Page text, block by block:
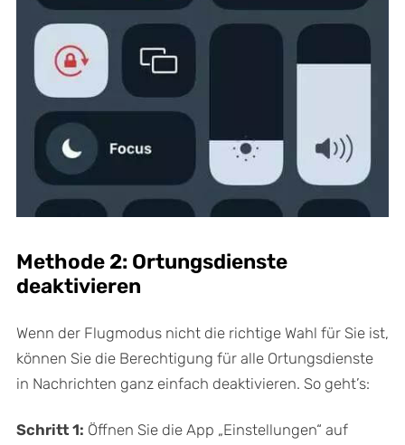
Methode 2: Ortungsdienste
deaktivieren
Wenn der Flugmodus nicht die richtige Wahl für Sie ist,
können Sie die Berechtigung für alle Ortungsdienste
in Nachrichten ganz einfach deaktivieren. So geht’s:
Schritt 1: Öffnen Sie die App „Einstellungen“ auf